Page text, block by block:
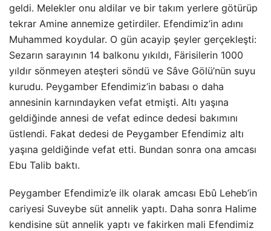
geldi. Melekler onu aldilar ve bir takım yerlere götürüp
tekrar Amine annemize getirdiler. Efendimiz’in adını
Muhammed koydular. O gün acayip şeyler gerçekleşti:
Sezarın sarayının 14 balkonu yıkıldı, Färisilerin 1000
yıldır sönmeyen ateşteri söndü ve Sâve Gölü’nün suyu
kurudu. Peygamber Efendimiz’in babası o daha
annesinin karnındayken vefat etmişti. Altı yaşına
geldiğinde annesi de vefat edince dedesi bakımını
üstlendi. Fakat dedesi de Peygamber Efendimiz altı
yaşına geldiğinde vefat etti. Bundan sonra ona amcası
Ebu Talib baktı.
Peygamber Efendimiz’e ilk olarak amcası Ebû Leheb’in
cariyesi Suveybe süt annelik yaptı. Daha sonra Halime
kendisine süt annelik yaptı ve fakirken mali Efendimiz